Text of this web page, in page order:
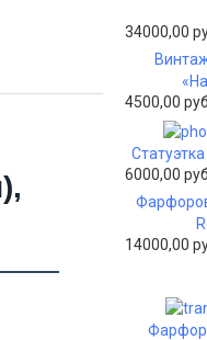
34000,00
4500,00 руб
6000,00 руб
14000,00